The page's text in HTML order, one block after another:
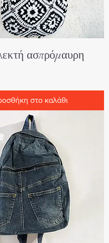
ασπρόμαυρη
στο καλάθι